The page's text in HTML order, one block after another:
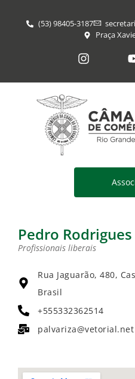
(53) 98405-3187
Praça
Pedro
Profissionais liberais
Rua Jaguarão, 480,
Brasil
+555332362514
palvariza@vetorial.net